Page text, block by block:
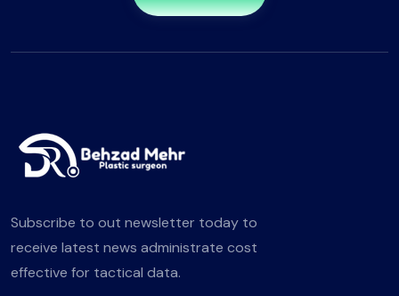
Subscribe to out newsletter today to
receive latest news administrate cost
effective for tactical data.